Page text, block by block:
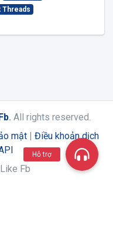
Threads
. All rights reserved.
mật | Điều khoản dịch
Fb
Hỗ trợ